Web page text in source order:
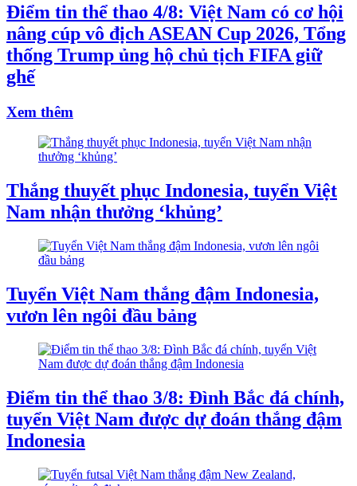
Điểm tin thể thao 4/8: Việt Nam có cơ hội
nâng cúp vô địch ASEAN Cup 2026, Tổng
thống Trump ủng hộ chủ tịch FIFA giữ
ghế
Xem thêm
Thắng thuyết phục Indonesia, tuyển Việt
Nam nhận thưởng ‘khủng’
Tuyển Việt Nam thắng đậm Indonesia,
vươn lên ngôi đầu bảng
Điểm tin thể thao 3/8: Đình Bắc đá chính,
tuyển Việt Nam được dự đoán thắng đậm
Indonesia